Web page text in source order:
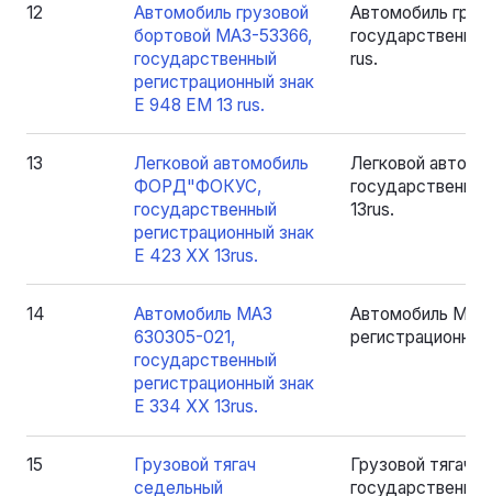
12
Автомобиль грузовой
бортовой МАЗ-53366,
государственный
регистрационный знак
Е 948 ЕМ 13 rus.
Автомобиль
rus.
13
Легковой автомобиль
ФОРД"ФОКУС,
государственный
регистрационный знак
Е 423 XX 13rus.
Легковой
13rus.
14
Автомобиль МАЗ
630305-021,
государственный
регистрационный знак
Е 334 ХХ 13rus.
Автомобиль МАЗ
15
Грузовой тягач
седельный
Грузовой тягач